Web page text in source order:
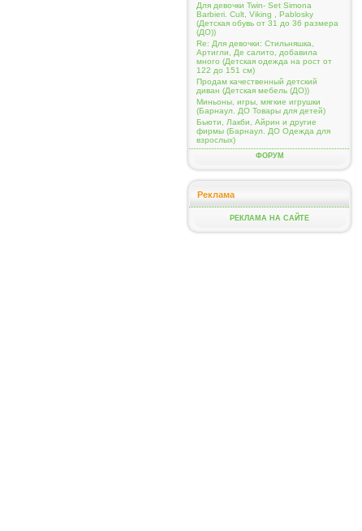
Для девочки Twin- Set Simona
Barbieri. Cult, Viking , Pablosky
(Детская обувь от 31 до 36 размера
(ДО))
Re: Для девочки: Стильняшка,
Артигли, Де салито, добавила
много (Детская одежда на рост от
122 до 151 см)
Продам качественный детский
диван (Детская мебель (ДО))
Миньоны, игры, мягкие игрушки
(Барнаул. ДО Товары для детей)
Бьюти, Лакби, Айрин и другие
фирмы (Барнаул. ДО Одежда для
взрослых)
ФОРУМ
Реклама
РЕКЛАМА НА САЙТЕ